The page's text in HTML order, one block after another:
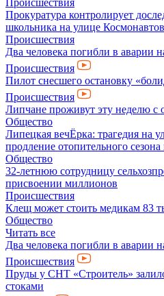
Происшествия
Прокуратура контролирует
школьника на улице Космонавтов
Происшествия
Два человека погибли в аварии
Происшествия
Пилот снесшего остановку
Происшествия
Липчане проживут эту неделю с
Общество
Липецкая вечЁрка: трагедия на
продление отопительного
Общество
32-летнюю сотрудницу
присвоении миллионов
Происшествия
Клещ может стоить медикам 83
Общество
Читать все
Два человека погибли в аварии
Происшествия
Пруды у СНТ «Строитель»
стоками